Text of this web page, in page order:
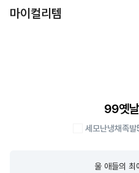
마이컬리템
99옛
세모난냉채족
울 애들의 최